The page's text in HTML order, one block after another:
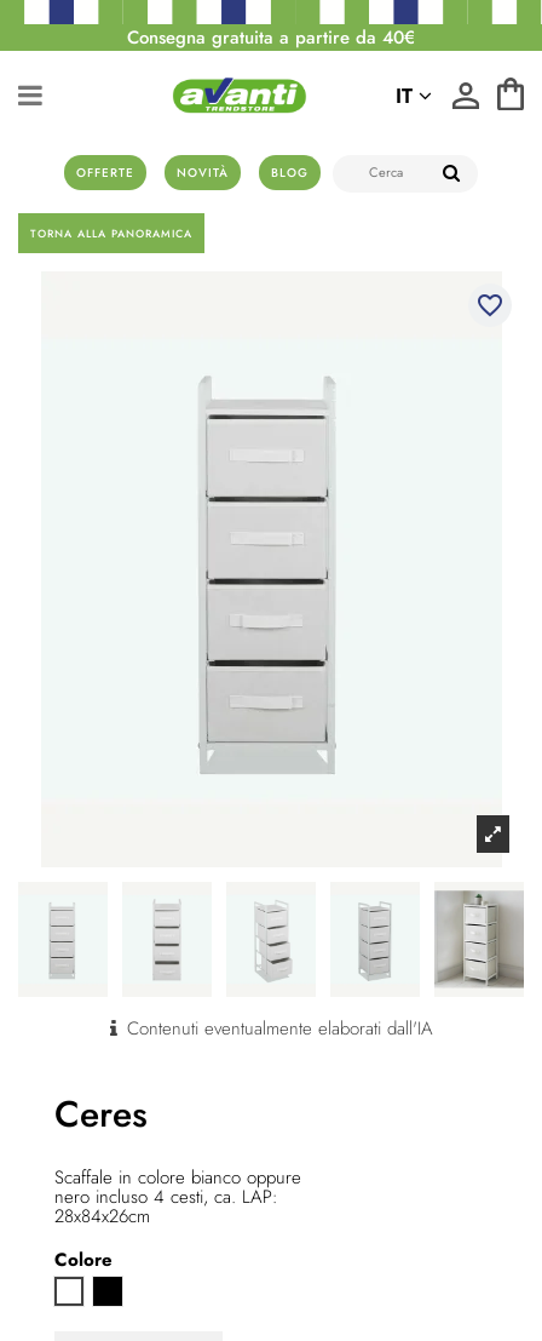
Consegna gratuita a partire da 40€
OFFERTE NOVITÀ BLOG
IT
TORNA ALLA PANORAMICA
favorite_border
Contenuti eventualmente elaborati dall'IA
Ceres
Scaffale in colore bianco oppure
nero incluso 4 cesti, ca. LAP:
28x84x26cm
Colore